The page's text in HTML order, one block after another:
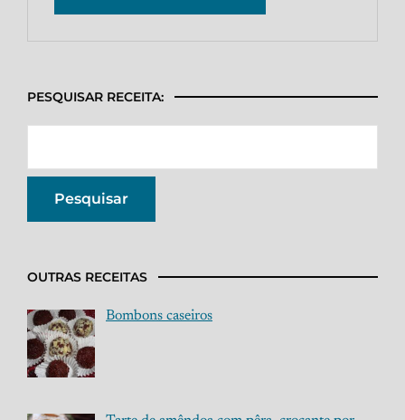
PESQUISAR RECEITA:
OUTRAS RECEITAS
Bombons caseiros